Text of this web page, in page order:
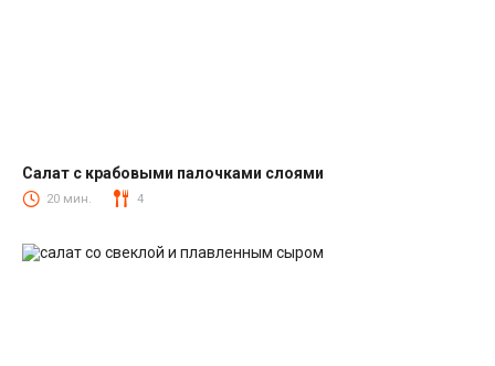
Салаты с крабовыми палочками
Салат с крабовыми палочками слоями
20 мин. 4